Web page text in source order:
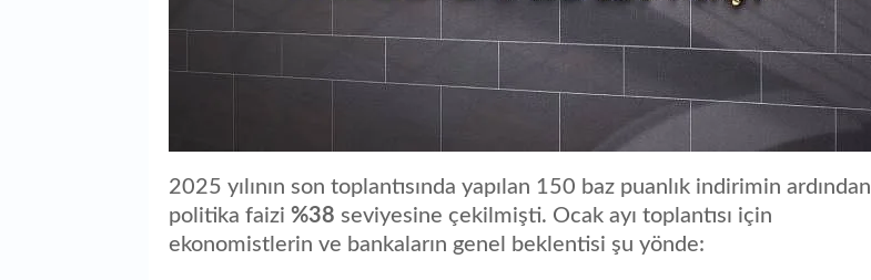
2025 yılının son toplantısında yapılan 150 baz puanlık indirimin ardından
politika faizi %38 seviyesine çekilmişti. Ocak ayı toplantısı için
ekonomistlerin ve bankaların genel beklentisi şu yönde: